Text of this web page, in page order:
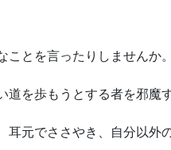
とを言ったりしませんか。
を歩もうとする者を邪魔
元でささやき、自分以外